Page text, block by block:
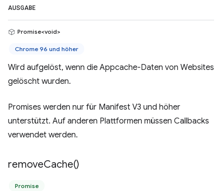
AUSGABE
Promise<void>
Chrome 96 und höher
Wird aufgelöst, wenn die Appcache-Daten von Websites
gelöscht wurden.
Promises werden nur für Manifest V3 und höher
unterstützt. Auf anderen Plattformen müssen Callbacks
verwendet werden.
removeCache()
Promise